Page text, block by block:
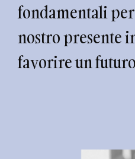
fondamentali
nostro presente
favorire un